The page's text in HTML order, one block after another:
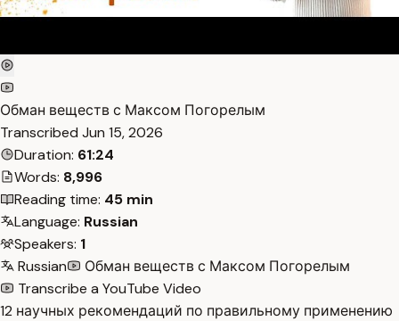
Обман веществ с Максом Погорелым
Transcribed Jun 15, 2026
Duration: 61:24
Words: 8,996
Reading time: 45 min
Language: Russian
Speakers: 1
Russian
Обман веществ с Максом Погорелым
Transcribe a YouTube Video
12 научных рекомендаций по правильному применению